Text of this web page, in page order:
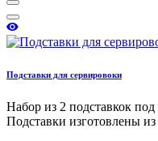
Подставки для сервировоки
Набор из 2 подставкок
Подставки изготовлены